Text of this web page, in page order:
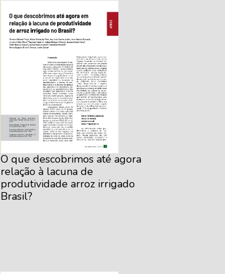
O que descobrimos até agora
relação à lacuna de
produtividade arroz irrigado
Brasil?